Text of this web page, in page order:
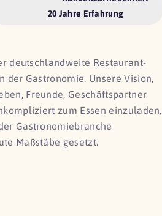
20 Jahre Erfahrung
deutschlandweite Restaurant-
der Gastronomie. Unsere Vision,
Freunde, Geschäftspartner
zum Essen einzuladen,
Gastronomiebranche
Maßstäbe gesetzt.